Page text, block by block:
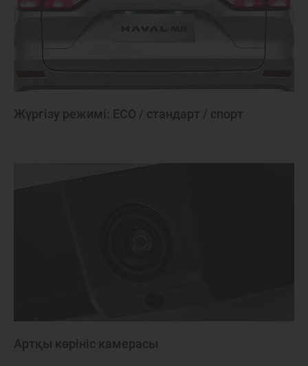
Жүргізу режимі: ECO / стандарт / спорт
Артқы көрініс камерасы